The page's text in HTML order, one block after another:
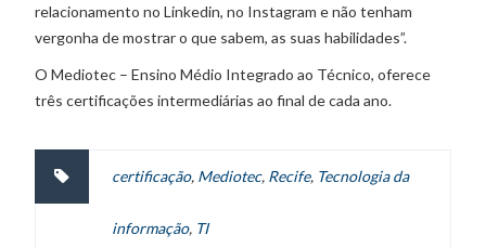
relacionamento no Linkedin, no Instagram e não tenham
vergonha de mostrar o que sabem, as suas habilidades”.
O Mediotec – Ensino Médio Integrado ao Técnico, oferece
três certificações intermediárias ao final de cada ano.
certificação, Mediotec, Recife, Tecnologia da
informação, TI